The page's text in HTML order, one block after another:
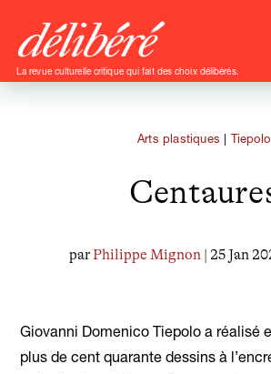
La revue culturelle critique qui fait des choix délibérés.
Arts plastiques Tiepolo
parPhilippe Mignon | 25 Jan
Giovanni Domenico Tiepolo a réalisé
plus de cent quarante dessins à